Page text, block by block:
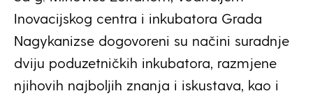
Inovacijskog centra i inkubatora Grada
Nagykanizse dogovoreni su načini suradnje
dviju poduzetničkih inkubatora, razmjene
njihovih najboljih znanja i iskustava, kao i